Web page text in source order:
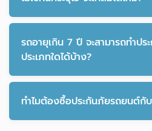
รถอายุเกิน 7 ปี จะสามารถทำป
ประเภทใดได้บ้าง?
ทำไมต้องซื้อประกันภัยรถยนต์กั